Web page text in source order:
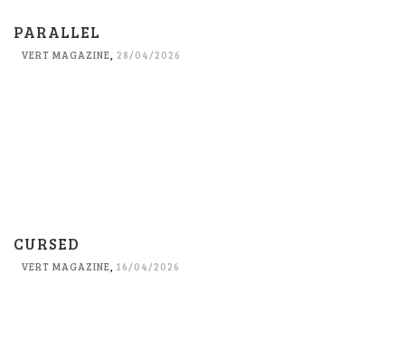
PARALLEL
VERT MAGAZINE 28/04/2026
CURSED
VERT MAGAZINE, 16/04/2026